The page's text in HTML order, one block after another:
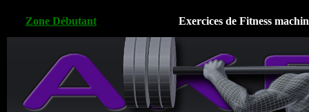
Zone Débutant Exercices de Fitness